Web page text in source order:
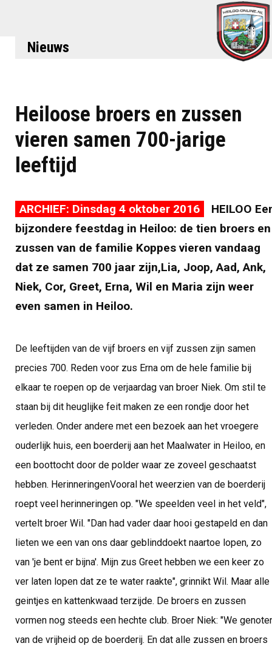
Nieuws
Heiloose broers en zussen
vieren samen 700-jarige
leeftijd
ARCHIEF: Dinsdag 4 oktober 2016
HEILOO
bijzondere feestdag in Heiloo: de tien broers en
zussen van de familie Koppes vieren vandaag
dat ze samen 700 jaar zijn,Lia, Joop, Aad, Ank,
Niek, Cor, Greet, Erna, Wil en Maria zijn weer
even samen in Heiloo.
De leeftijden van de vijf broers en vijf zussen zijn samen
precies 700. Reden voor zus Erna om de hele familie bij
elkaar te roepen op de verjaardag van broer Niek. Om stil te
staan bij dit heuglijke feit maken ze een rondje door het
verleden. Onder andere met een bezoek aan het vroegere
ouderlijk huis, een boerderij aan het Maalwater in Heiloo, en
een boottocht door de polder waar ze zoveel geschaatst
hebben. HerinneringenVooral het weerzien van de boerderij
roept veel herinneringen op. "We speelden veel in het veld",
vertelt broer Wil. "Dan had vader daar hooi gestapeld en dan
lieten we een van ons daar geblinddoekt naartoe lopen, zo
van 'je bent er bijna'. Mijn zus Greet hebben we een keer zo
ver laten lopen dat ze te water raakte", grinnikt Wil. Maar alle
geintjes en kattenkwaad terzijde. De broers en zussen
vormen nog steeds een hechte club. Broer Niek: "We
van de vrijheid op de boerderij. En dat alle zussen en broers